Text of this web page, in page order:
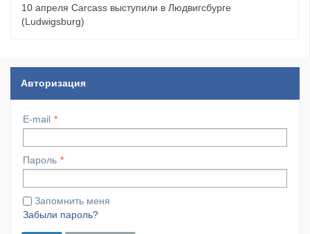
10 апреля Carcass выступили в Людвигсбурге
(Ludwigsburg)
Авторизация
E-mail
Пароль
Запомнить меня
Забыли пароль?